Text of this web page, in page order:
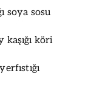
soya sosu
kaşığı köri